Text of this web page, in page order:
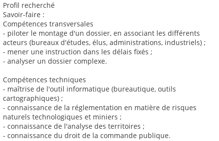
Profil recherché
Savoir-faire :
Compétences transversales
- piloter le montage d'un dossier, en associant les différents
acteurs (bureaux d'études, élus, administrations, industriels) ;
- mener une instruction dans les délais fixés ;
- analyser un dossier complexe.
Compétences techniques
- maîtrise de l'outil informatique (bureautique, outils
cartographiques) ;
- connaissance de la réglementation en matière de risques
naturels technologiques et miniers ;
- connaissance de l'analyse des territoires ;
- connaissance du droit de la commande publique.